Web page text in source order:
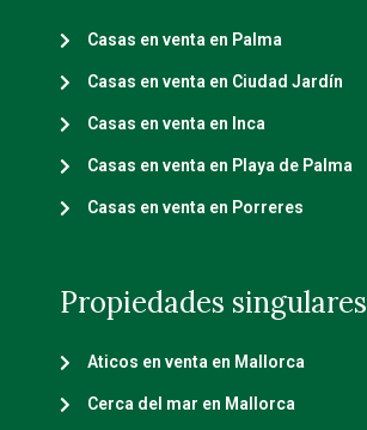
Casas en venta en Palma
Casas en venta en Ciudad Jardín
Casas en venta en Inca
Casas en venta en Playa de Palma
Casas en venta en Porreres
Propiedades singulares
Aticos en venta en Mallorca
Cerca del mar en Mallorca